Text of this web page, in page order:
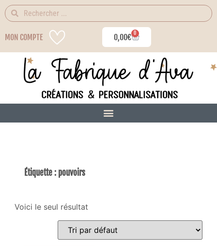
MON COMPTE 0,00€ 0
Étiquette : pouvoirs
Voici le seul résultat